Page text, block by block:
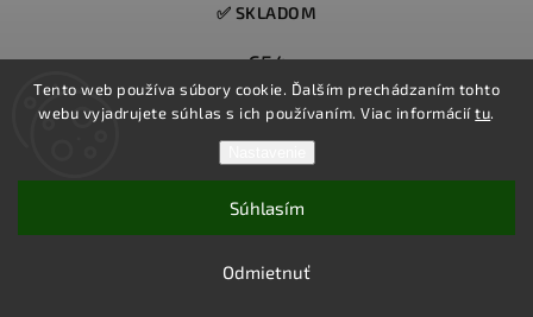
Tento web používa súbory cookie. Ďalším prechádzaním tohto
webu vyjadrujete súhlas s ich používaním. Viac informáciítu.
Odmietnuť
Súhlasím
✅ SKLADOM
€54
13m dlhý vysoko svietivý RGB farebný a bielo svietiaci LED pásik s
nízkym príkonom, v hotovej sade s konektormi, s 230V adaptérom,
s RF ovládačom s farebným prstencom